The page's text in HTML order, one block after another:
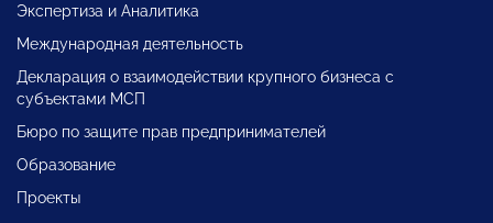
Экспертиза и Аналитика
Международная деятельность
Декларация о взаимодействии крупного бизнеса с
субъектами МСП
Бюро по защите прав предпринимателей
Образование
Проекты